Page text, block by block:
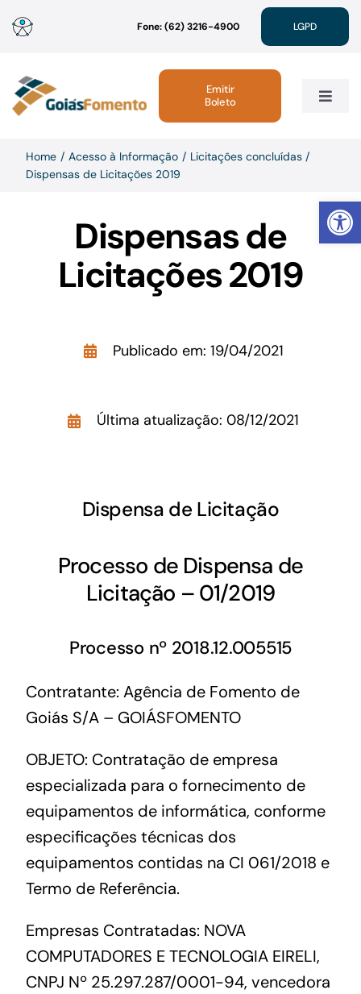
Abrir
para
conteúdo
Fone: (62) 3216-4900 LGPD
Toggle
Institucional
Atendimento
Emitir
Boleto
Home Acesso à Informação
Licitações concluídas
Dispensas de Licitações 2019
Dispensas de
Licitações 2019
Publicado em: 19/04/2021
Última atualização: 08/12/2021
Dispensa de Licitação
Processo de Dispensa de
Licitação – 01/2019
Processo nº 2018.12.005515
Contratante: Agência de Fomento de
Goiás S/A – GOIÁSFOMENTO
OBJETO: Contratação de empresa
especializada para o fornecimento de
equipamentos de informática, conforme
especificações técnicas dos
equipamentos contidas na CI 061/2018 e
Termo de Referência.
Empresas Contratadas: NOVA
COMPUTADORES E TECNOLOGIA EIRELI,
CNPJ Nº 25.297.287/0001-94, vencedora